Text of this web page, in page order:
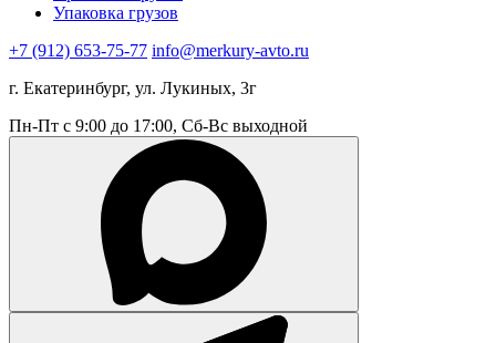
Упаковка грузов
+7 (912) 653-75-77 info@merkury-avto.ru
г. Екатеринбург, ул. Лукиных, 3г
Пн-Пт с 9:00 до 17:00, Сб-Вс выходной